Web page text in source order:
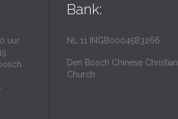
uur
Bank:
NL 11 INGB0004583266
Den Bosch Chinese Christian
Church